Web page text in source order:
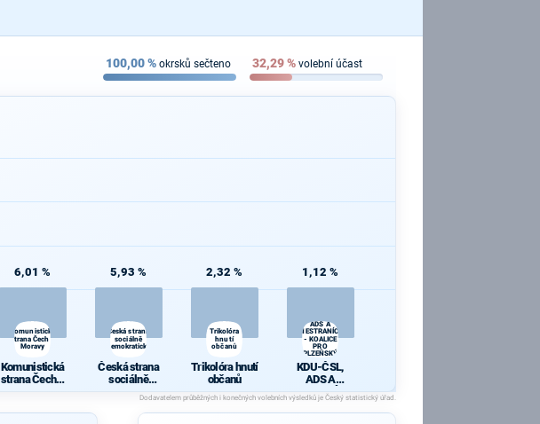
100,00% okrsků sečteno 32,29% volební účast
6,01 %
Komunistická
strana Čech a
Moravy
Komunistická
strana Čech a
Moravy
5,93 %
Česká strana
sociálně
demokratická
Česká strana
sociálně
demokratická
2,32 %
Trikolóra
hnutí
občanů
Trikolóra hnutí
občanů
1,12 %
ADS A
NESTRANÍCI
- KOALICE
PRO
PLZEŇSKÝ
KRAJ
KDU-ČSL,
ADS A
NESTRANÍCI -
KOALICE PRO
PLZEŇSKÝ